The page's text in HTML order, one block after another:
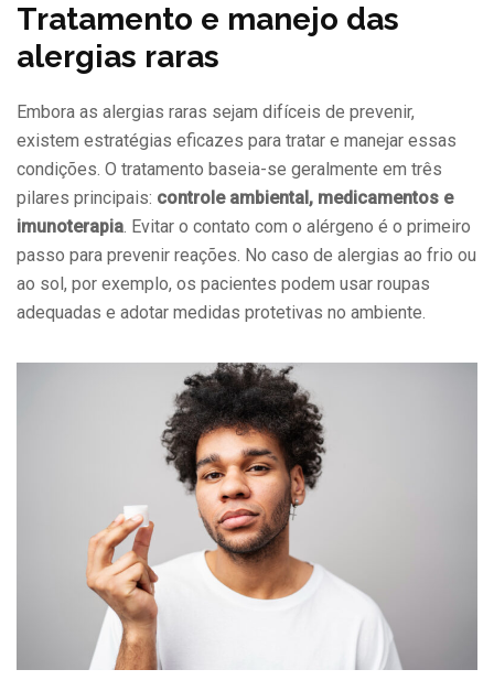
Tratamento e manejo das
alergias raras
Embora as alergias raras sejam difíceis de prevenir,
existem estratégias eficazes para tratar e manejar essas
condições. O tratamento baseia-se geralmente em três
pilares principais: controle ambiental, medicamentos e
imunoterapia. Evitar o contato com o alérgeno é o primeiro
passo para prevenir reações. No caso de alergias ao frio ou
ao sol, por exemplo, os pacientes podem usar roupas
adequadas e adotar medidas protetivas no ambiente.